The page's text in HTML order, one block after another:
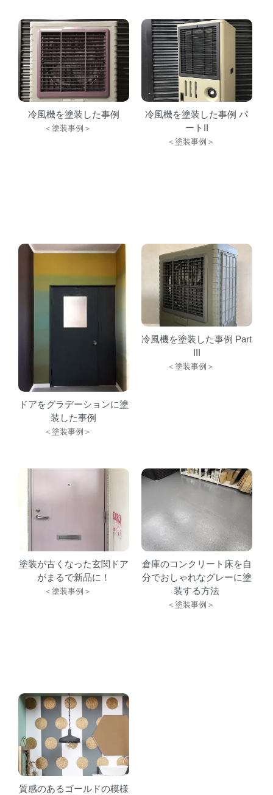
冷風機を塗装した事例
＜塗装事例＞
冷風機を塗装した事例 パ
ートII
＜塗装事例＞
ドアをグラデーションに塗
装した事例
＜塗装事例＞
冷風機を塗装した事例 Part
III
＜塗装事例＞
塗装が古くなった玄関ドア
がまるで新品に！
＜塗装事例＞
倉庫のコンクリート床を自
分でおしゃれなグレーに塗
装する方法
＜塗装事例＞
質感のあるゴールドの模様